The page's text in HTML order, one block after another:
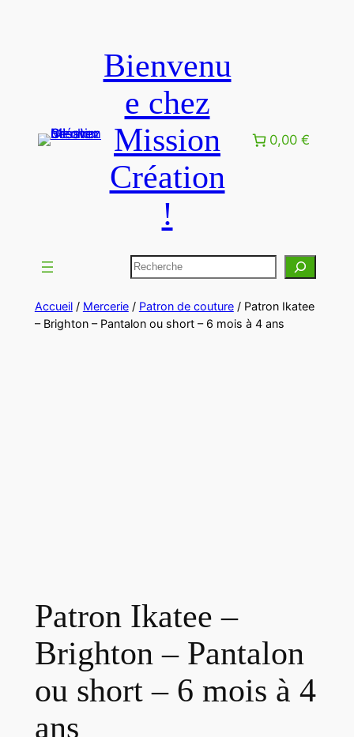
Bienvenu
e chez
Mission
Création
!
0,00 €
Rechercher
Accueil/ Mercerie/ Patron de couture/ Patron Ikatee
– Brighton – Pantalon ou short – 6 mois à 4 ans
Patron Ikatee –
Brighton – Pantalon
ou short – 6 mois à 4
ans